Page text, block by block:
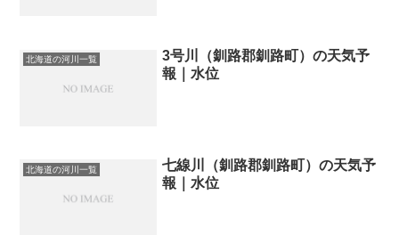
北海道の河川一覧
3号川（釧路郡釧路町）の天気予
報｜水位
北海道の河川一覧
七線川（釧路郡釧路町）の天気予
報｜水位